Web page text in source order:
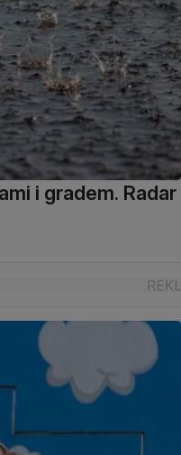
i gradem. Radar